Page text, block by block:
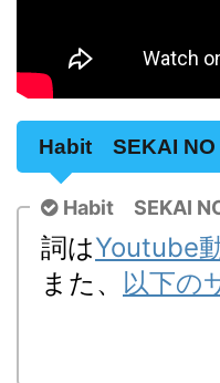
Habit SEKAI
Habit SEKAI
詞はYoutube
また、 以下の